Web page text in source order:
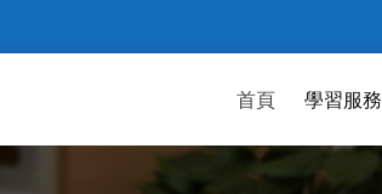
首頁 學習服務